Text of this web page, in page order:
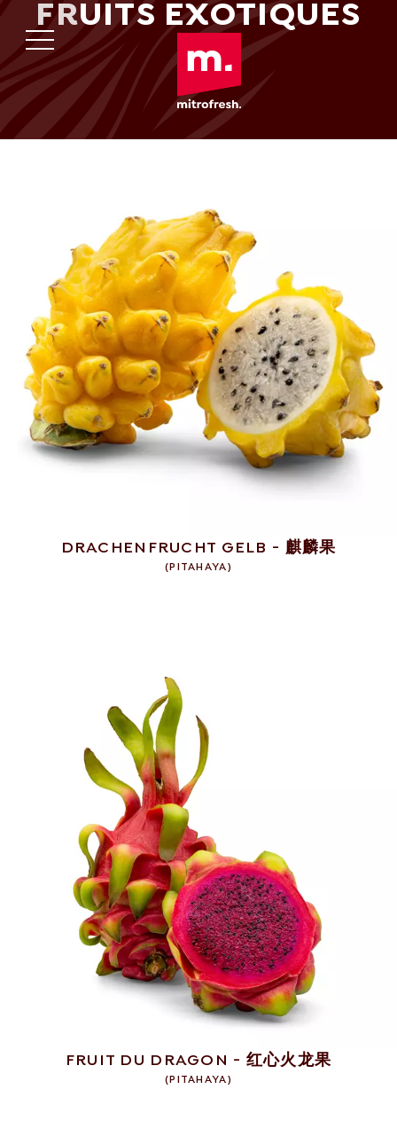
Français
English
Nederlands
Français
+31 174 245 543
FRUITS EXOTIQUES
DRACHENFRUCHT GELB - 麒麟果
(PITAHAYA)
FRUIT DU DRAGON - 红心火龙果
(PITAHAYA)